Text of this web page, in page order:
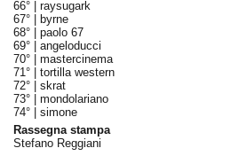
66° | raysugark
67° |
byrne
68° | paolo 67
69° | angeloducci
70° | mastercinema
71° | tortilla western
72° | skrat
73° | mondolariano
74° | simone
Rassegna stampa
Stefano Reggiani